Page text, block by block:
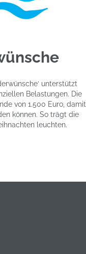
unterstützt
Belastungen. Die
von 1.500 Euro, damit
können. So trägt die
leuchten.